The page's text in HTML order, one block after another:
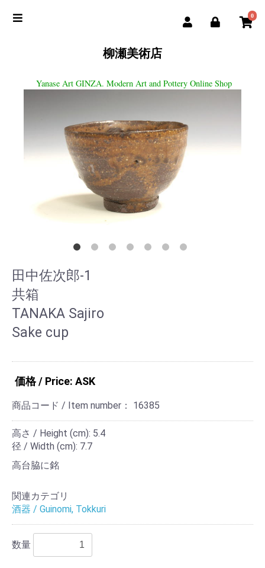
0
柳瀬美術店
Yanase Art GINZA. Modern Art and Pottery Online Shop
田中佐次郎-1
共箱
TANAKA Sajiro
Sake cup
価格 / Price: ASK
商品コード / Item number： 16385
高さ / Height (cm): 5.4
径 / Width (cm): 7.7
高台脇に銘
関連カテゴリ
酒器 / Guinomi, Tokkuri
数量